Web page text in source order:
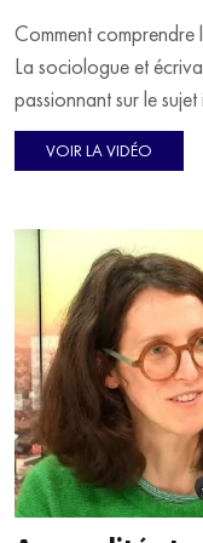
Comment comprendre
La sociologue et
passionnant sur le
discours amoureux".
pour en parler.
Cécile Fournier en dit
Dans son "Heure de
l'expérience "Océan
Cherbourg-en-
En fin d'émission, on
retrouver Célie Lutton.
quelques livres pour
VOIR LA VIDÉO